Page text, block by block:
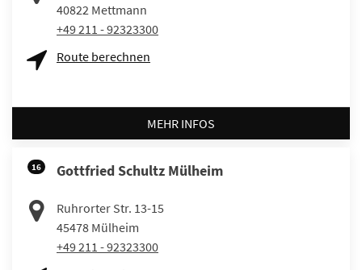
40822 Mettmann
+49 211 - 92323300
Route berechnen
MEHR INFOS
16 Gottfried Schultz Mülheim
Ruhrorter Str. 13-15
45478 Mülheim
+49 211 - 92323300